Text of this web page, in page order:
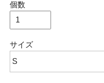
個数
サイズ